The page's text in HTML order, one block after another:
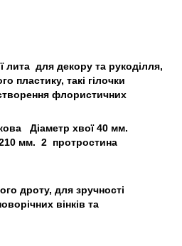
лита для декору та рукоділля,
пластику, такі гілочки
флористичних
Діаметр хвої 40 мм.
210 мм. 2 протростина
дроту, для зручності
вінків та